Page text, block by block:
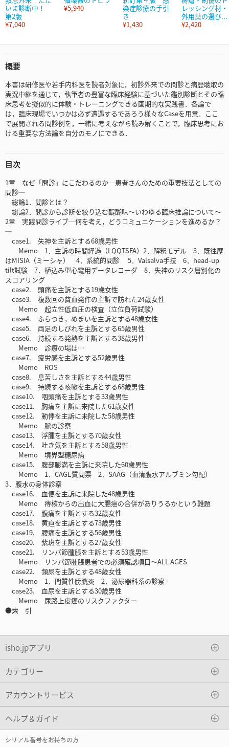
いま診断中！
第2版
¥7,040
¥5,940
染症診療の手引
き
¥1,430
レッシング材・
外用薬の選び...
¥2,420
概要
本書は研修医や若手内科医を読者対象に，初診外来での問診と病歴聴取の
実況中継を通じて，執筆者の豊富な臨床経験に基づいた鑑別診断とその臨
床思考を擬似的に体験・トレーニングできる画期的な実践書．各論で
は，臨床現場でいつかは必ず遭遇するであろう様々なCaseを用意．ここ
で展開される問診例を，一緒に考えながら読み解くことで，臨床思考にお
ける重要な方法論を自分のモノにできる．
目次
1章 なぜ「問診」にこだわるのか─患者さんのための重要技法としての
問診─
総論1．問診とは？
総論2．問診から診断を絞り込む醍醐味〜いわゆる臨床推論について〜
2章 実践問診ライブ─何を考え，どうコミュニケーションを進めるか？
─
case1. 失神を主訴とする68歳男性
Memo 1．主訴の時間経過（LQQTSFA）2．解釈モデル 3．既往歴
はMISIA（ミーシャ） 4．系統的問診 5．Valsalva手技 6．head-up
tilt試験 7．植込み型心電用データレコーダ 8．失神のリスク層別化の
スコアリング
case2. 頭痛を主訴とする19歳女性
case3. 複数回の貧血発作の主訴で訪れた24歳女性
Memo 起立性低血圧の検査（立位負荷試験）
case4. ふらつき，めまいを主訴とする48歳女性
case5. 両足のしびれを主訴とする65歳男性
case6. 持続する発熱を主訴とする38歳男性
Memo 診療の場は…
case7. 疲労感を主訴とする52歳男性
Memo ROS
case8. 息苦しさを主訴とする44歳男性
case9. 持続する咳嗽を主訴とする68歳男性
case10. 咽頭痛を主訴とする33歳男性
case11. 胸痛を主訴に来院した61歳女性
case12. 動悸を主訴に来院した58歳男性
Memo 脈の診察
case13. 浮腫を主訴とする70歳女性
case14. 吐き気を主訴とする58歳男性
Memo 境界型糖尿病
case15. 腹部膨満を主訴に来院した60歳男性
Memo 1．CAGE質問票 2．SAAG（血清腹水アルブミン勾配）
3．腹水の身体診察
case16. 血便を主訴に来院した48歳男性
Memo 痔核からの出血に大腸癌の合併がありうるかという難題
case17. 腹痛を主訴とする32歳女性
case18. 黄疸を主訴とする73歳男性
case19. 腰痛を主訴とする56歳男性
case20. 紫斑を主訴とする27歳女性
case21. リンパ節腫脹を主訴とする53歳男性
Memo リンパ節腫脹患者での必須確認項目〜ALL AGES
case22. 頻尿を主訴とする48歳女性
Memo 1．間質性膀胱炎 2．泌尿器科系の診察
case23. 血尿を主訴とする30歳男性
Memo 尿路上皮癌のリスクファクター
●索 引
isho.jpアプリ
カテゴリー
アカウントサービス
ヘルプ＆ガイド
シリアル番号をお持ちの方